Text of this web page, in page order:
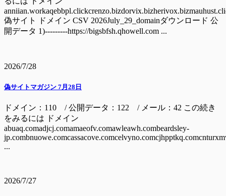
偽サイト ドメイン CSV 2026July_29_domainダウンロード 公
開データ 1)---------https://bigsbfsh.qhowell.com ...
2026/7/28
偽サイトマガジン 7月28日
ドメイン：110 / 公開データ：122 / メール：42 この続き
をみるには ドメイン
abuaq.comadjcj.comamaeofv.comawleawh.combeardsley-
...
2026/7/27